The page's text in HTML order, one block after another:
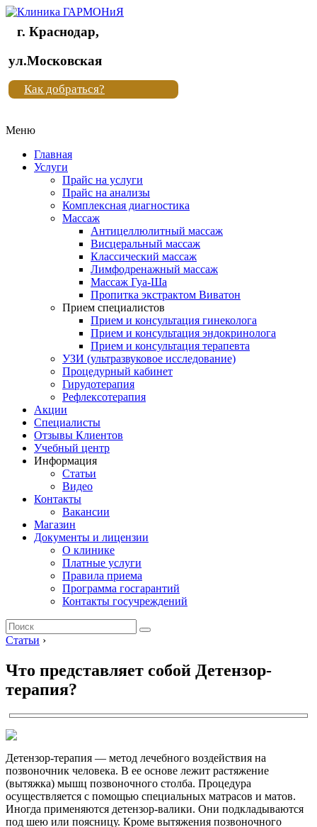
Клиника
"Новая
жизнь"
Клиника
жизнь"
г. Краснодар,
ул.Московская
Как добраться?
Меню
Главная
Услуги
Прайс на услуги
Прайс на анализы
Комплексная диагностика
Массаж
Антицеллюлитный массаж
Висцеральный массаж
Классический массаж
Лимфодренажный массаж
Массаж Гуа-Ша
Пропитка экстрактом Виватон
Прием специалистов
Прием и консультация гинеколога
Прием и консультация эндокринолога
Прием и консультация терапевта
УЗИ (ультразвуковое исследование)
Процедурный кабинет
Гирудотерапия
Рефлексотерапия
Акции
Специалисты
Отзывы Клиентов
Учебный центр
Информация
Статьи
Видео
Контакты
Вакансии
Магазин
Документы и лицензии
О клинике
Платные услуги
Правила приема
Программа госгарантий
Контакты госучреждений
Статьи ›
Что представляет собой Детензор-
терапия?
Детензор-терапия — метод лечебного воздействия на
позвоночник человека. В ее основе лежит растяжение
(вытяжка) мышц позвоночного столба. Процедура
осуществляется с помощью специальных матрасов и матов.
Иногда применяются детензор-валики. Они подкладываются
под шею или поясницу. Кроме вытяжения позвоночного